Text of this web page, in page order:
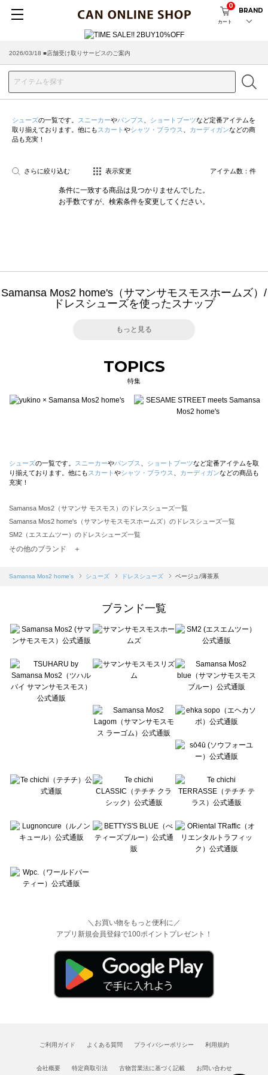
カート
0
BRAND
2026/03/18 ■店舗受け取りサービスのご案内
シューズの一覧です。 スニーカーやパンプス ショートブーツなど定番アイテムを
取り揃えております。他にも スカート やシャツ・ブラウス カーディガンなどの商
品も充実！
さらに絞り込む 表示変更 アイテム数： 件
条件に一致する商品は見つかりませんでした。
お手数ですが、検索条件を変更してください。
Samansa Mos2 home's（サマンサモスモスホームズ）/
ドレスシューズを使ったスナップ
もっと見る
TOPICS
特集
シューズの一覧です。 スニーカーやパンプス ショートブーツなど定番アイテムを取
り揃えております。他にも スカート やシャツ・ブラウス カーディガンなどの商品も
充実！
Samansa Mos2（サマンサ モスモス）のドレスシューズ一覧
Samansa Mos2 home's（サマンサモスモスホームズ）のドレスシューズ一覧
SM2（エスエムツー）のドレスシューズ一覧
Samansa Mos2 blue（サマンサモスモス ブルー）のドレスシューズ一覧
sō4ū（ソウフォーユー）のドレスシューズ一覧
Te chichi（テチチ）のドレスシューズ一覧
Te chichi CLASSIC（テチチ クラシック）のドレスシューズ一覧
Lugnoncure（ルノンキュール）のドレスシューズ一覧
BETTY'S BLUE（べティーズブルー）のドレスシューズ一覧
Wpc.（ワールドパーティー）のドレスシューズ一覧
その他のブランド ＋
Samansa Mos2 home's シューズ ドレスシューズ ベージュ/薄茶系
ブランド一覧
＼お買い物をもっと便利に／
アプリ新規会員登録で100ポイントプレゼント！
ご利用ガイド よくある質問 プライバシーポリシー 利用規約
会社概要 特定商取引法 古物営業法に基づく記載 お問い合わせ